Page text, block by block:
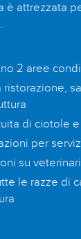
è attrezzata
2 aree
ristorazione,
di ciotole
per
su
le razze di